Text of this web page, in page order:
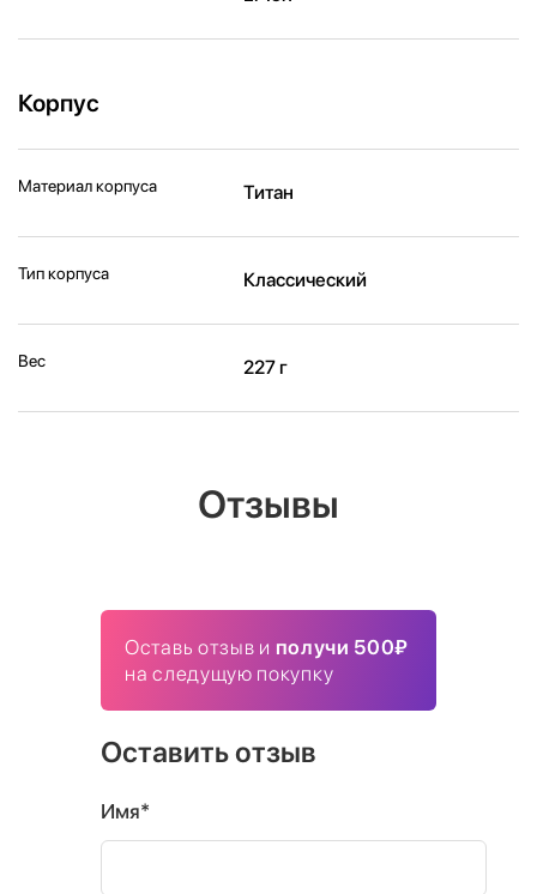
Корпус
Материал корпуса Титан
Тип корпуса Классический
Вес 227 г
Отзывы
Оставь отзыв и получи 500₽
на следущую покупку
Оставить отзыв
Имя*